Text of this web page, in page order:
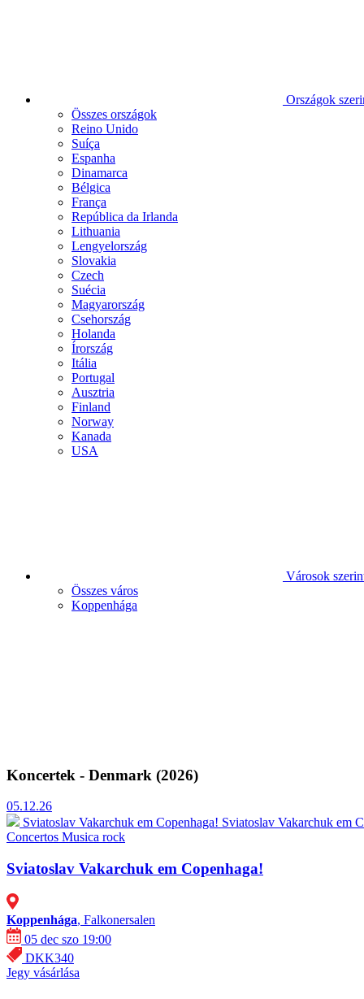
Országok
Összes országok
Reino Unido
Suíça
Espanha
Dinamarca
Bélgica
França
República da Irlanda
Lithuania
Lengyelország
Slovakia
Czech
Suécia
Magyarország
Csehország
Holanda
Írország
Itália
Portugal
Ausztria
Finland
Norway
Kanada
USA
Városok
Összes város
Koppenhága
Koncertek - Denmark (2026)
05.12.26
Sviatoslav Vakarchuk em Copenhaga! Sviatoslav Vakarchuk em
Concertos Musica rock
Sviatoslav Vakarchuk em Copenhaga!
Koppenhága, Falkonersalen
05 dec szo 19:00
DKK340
Jegy vásárlása